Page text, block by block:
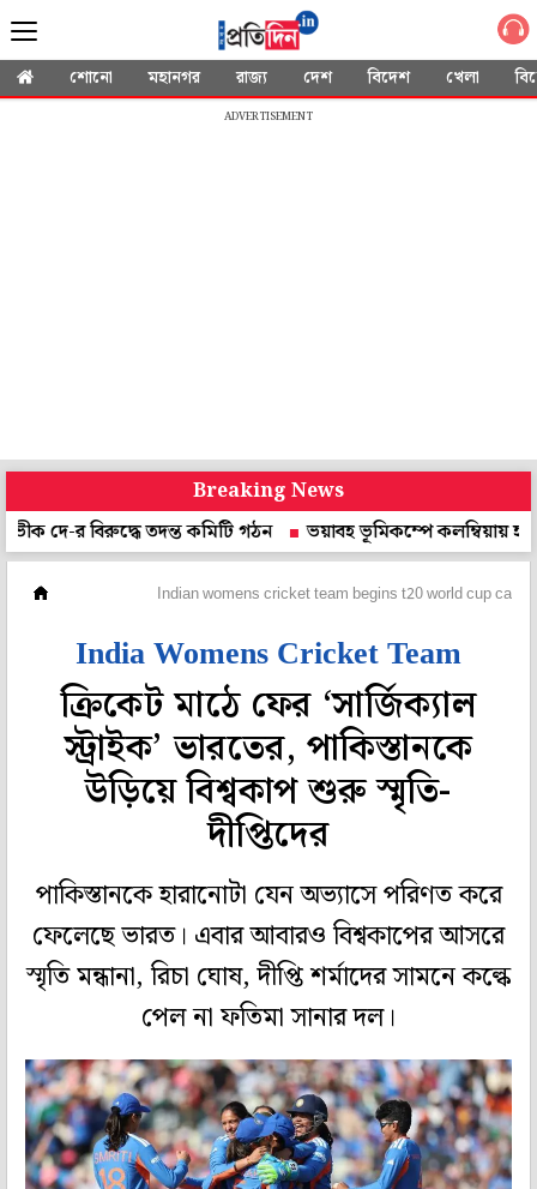
শোনো মহানগর রাজ্য দেশ বিদেশ খেলা
ADVERTISEMENT
Breaking News
তদন্ত কমিটি গঠন
ভয়াবহ ভূমিকম্পে কলম্বিয়ায় হাহাকার,
Indian womens cricket team begins t20 world cup
India Womens Cricket Team
ক্রিকেট মাঠে ফের ‘সার্জিক্যাল
স্ট্রাইক’ ভারতের, পাকিস্তানকে
উড়িয়ে বিশ্বকাপ শুরু স্মৃতি-
দীপ্তিদের
পাকিস্তানকে হারানোটা যেন অভ্যাসে পরিণত করে
ফেলেছে ভারত। এবার আবারও বিশ্বকাপের আসরে
স্মৃতি মন্ধানা, রিচা ঘোষ, দীপ্তি শর্মাদের সামনে কল্কে
পেল না ফতিমা সানার দল।